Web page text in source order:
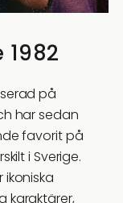
på
har sedan
favorit på
i Sverige.
karaktärer,